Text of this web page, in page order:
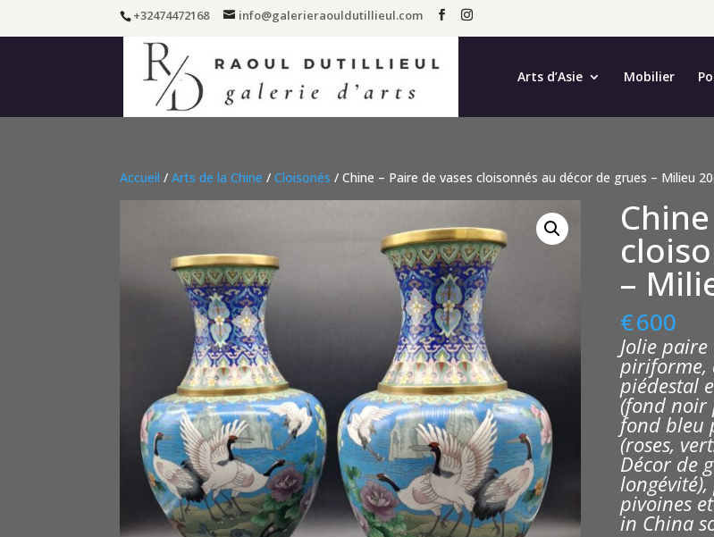
+32474472168 info@galerieraouldutillieul.com
Arts d’Asie Mobilier
Accueil /Arts de la Chine /Cloisonés / Chine – Paire de vases cloisonnés au décor de grues – Milieu
–
€600
Jolie
piriforme,
piédestal
(fond noir
fond bleu
(roses,
Décor de
pivoines
in China